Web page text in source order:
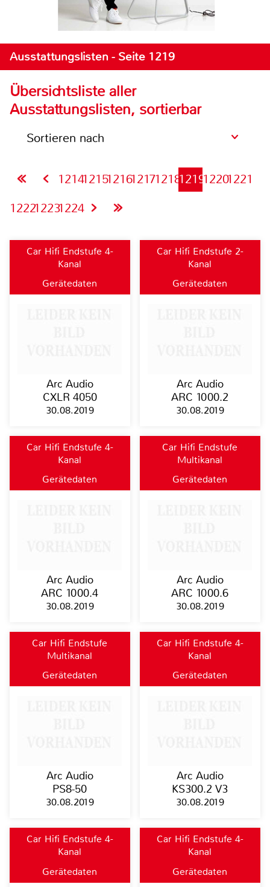
Ausstattungslisten - Seite 1219
Übersichtsliste aller
Ausstattungslisten, sortierbar
Sortieren nach
12141215121612171218121912201221
122212231224
Car Hifi Endstufe 4-
Kanal
Gerätedaten
Arc Audio
CXLR 4050
30.08.2019
Car Hifi Endstufe 2-
Kanal
Gerätedaten
Arc Audio
ARC 1000.2
30.08.2019
Car Hifi Endstufe 4-
Kanal
Gerätedaten
Arc Audio
ARC 1000.4
30.08.2019
Car Hifi Endstufe
Multikanal
Gerätedaten
Arc Audio
ARC 1000.6
30.08.2019
Car Hifi Endstufe
Multikanal
Gerätedaten
Arc Audio
PS8-50
30.08.2019
Car Hifi Endstufe 4-
Kanal
Gerätedaten
Arc Audio
KS300.2 V3
30.08.2019
Car Hifi Endstufe 4-
Kanal
Gerätedaten
Car Hifi Endstufe 4-
Kanal
Gerätedaten